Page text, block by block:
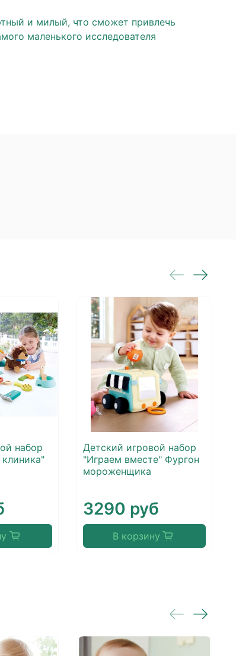
и милый, что сможет привлечь
маленького исследователя
набор
Детский игровой набор
"Играем вместе" Фургон
мороженщика
3290 руб
В корзину